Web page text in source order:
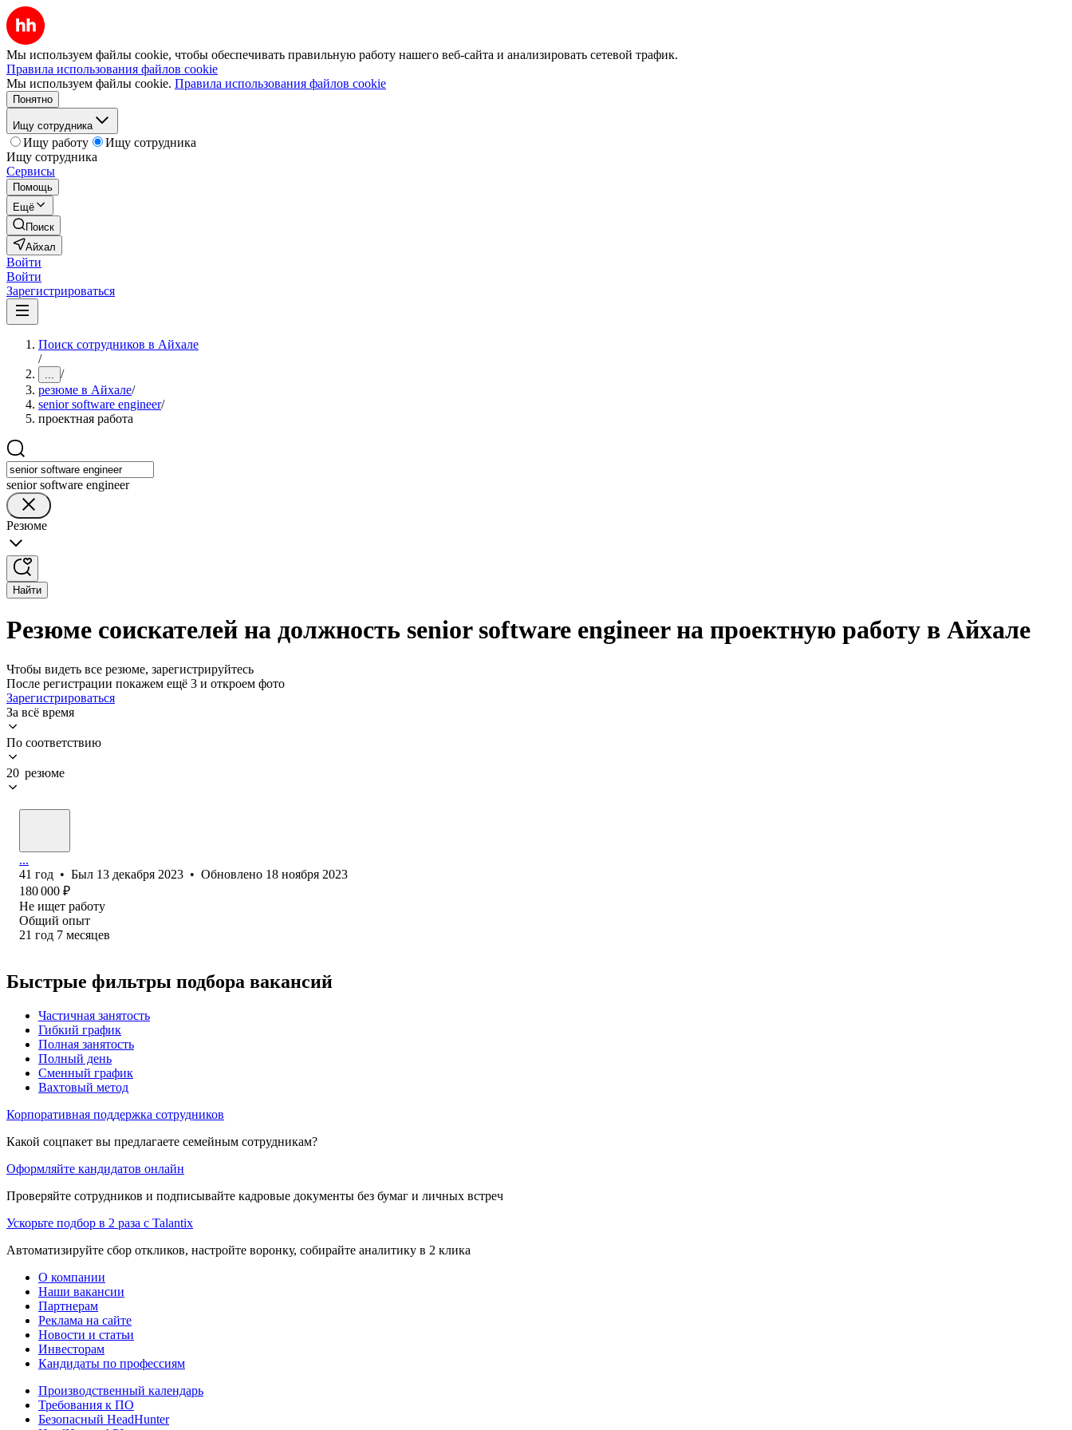
Мы используем файлы cookie, чтобы обеспечивать правильную работу нашего веб-сайта и анализировать сетевой трафик.
Правила использования файлов cookie
Мы используем файлы cookie. Правила использования файлов cookie
Понятно
Ищу сотрудника
Ищу работу
Ищу сотрудника
Ищу сотрудника
Сервисы
Помощь
Ещё
Поиск
Айхал
Войти
Войти
Зарегистрироваться
Поиск сотрудников в Айхале
/
... /
резюме в Айхале/
senior software engineer/
проектная работа
senior software engineer
Резюме
Найти
Резюме соискателей на должность senior software engineer на проектную работу в Айхале
Чтобы видеть все резюме, зарегистрируйтесь
После регистрации покажем ещё 3 и откроем фото
Зарегистрироваться
За всё время
По соответствию
20 резюме
...
41 год • Был 13 декабря 2023 • Обновлено 18 ноября 2023
180 000 ₽
Не ищет работу
Общий опыт
21 год 7 месяцев
Быстрые фильтры подбора вакансий
Частичная занятость
Гибкий график
Полная занятость
Полный день
Сменный график
Вахтовый метод
Корпоративная поддержка сотрудников
Какой соцпакет вы предлагаете семейным сотрудникам?
Оформляйте кандидатов онлайн
Проверяйте сотрудников и подписывайте кадровые документы без бумаг и личных встреч
Ускорьте подбор в 2 раза с Talantix
Автоматизируйте сбор откликов, настройте воронку, собирайте аналитику в 2 клика
О компании
Наши вакансии
Партнерам
Реклама на сайте
Новости и статьи
Инвесторам
Кандидаты по профессиям
Производственный календарь
Требования к ПО
Безопасный HeadHunter